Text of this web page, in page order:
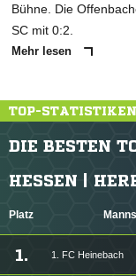
Bühne. Die
SC mit 0:2.
Mehr lesen
TOP-STATISTIKEN
DIE BESTEN
HESSEN |
Platz
1. 1. FC Heinebach